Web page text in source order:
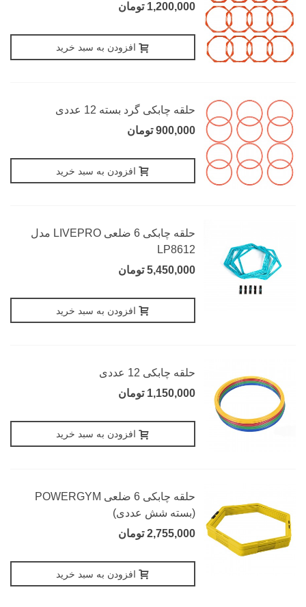
1,200,000 تومان
افزودن به سبد خرید
حلقه چابکی گرد بسته 12 عددی
900,000 تومان
افزودن به سبد خرید
حلقه چابکی 6 ضلعی LIVEPRO مدل
LP8612
5,450,000 تومان
افزودن به سبد خرید
حلقه چابکی 12 عددی
1,150,000 تومان
افزودن به سبد خرید
حلقه چابکی 6 ضلعی POWERGYM
(بسته شش عددی)
2,755,000 تومان
افزودن به سبد خرید